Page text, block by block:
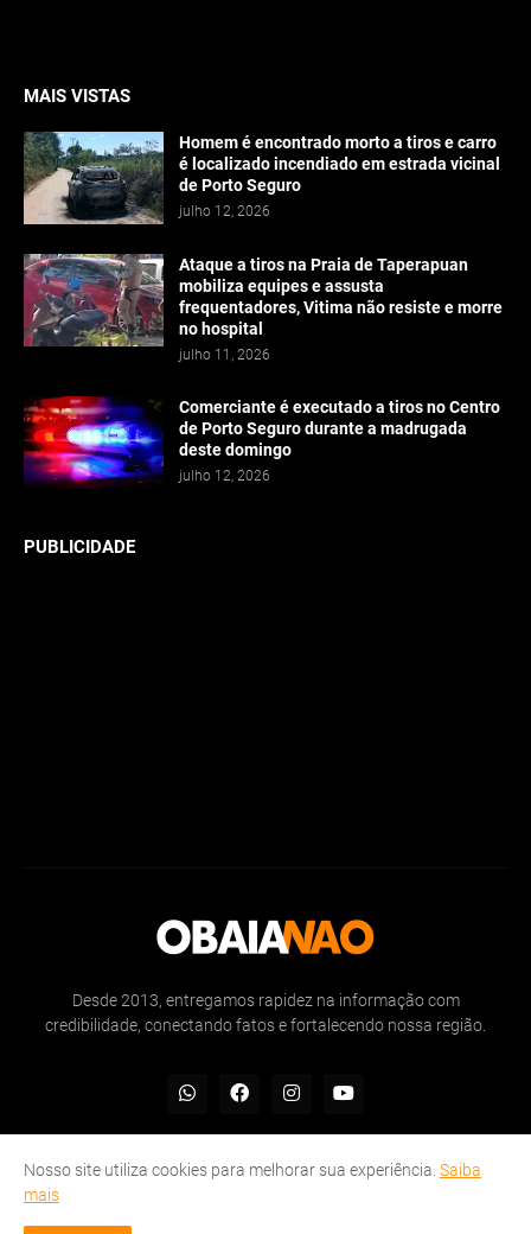
MAIS VISTAS
Homem é encontrado morto a tiros e carro
é localizado incendiado em estrada vicinal
de Porto Seguro
julho 12, 2026
Ataque a tiros na Praia de Taperapuan
mobiliza equipes e assusta
frequentadores, Vitima não resiste e morre
no hospital
julho 11, 2026
Comerciante é executado a tiros no Centro
de Porto Seguro durante a madrugada
deste domingo
julho 12, 2026
PUBLICIDADE
Desde 2013, entregamos rapidez na informação com
credibilidade, conectando fatos e fortalecendo nossa região.
Inicio
Nosso site utiliza cookies para melhorar sua experiência. Saiba
mais